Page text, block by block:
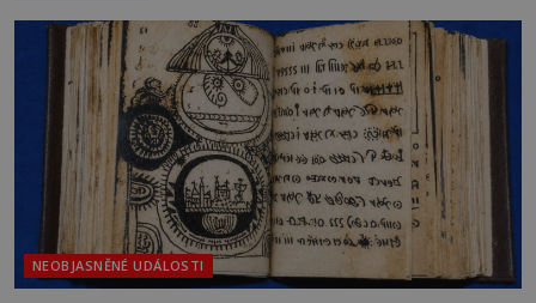
na legendě něco pravdy, nebo jde jen o fascinující
souhru okolností? Když antropolog Michail
Gerasimov (1907-1970) a
NEOBJASNĚNÉ UDÁLOSTI